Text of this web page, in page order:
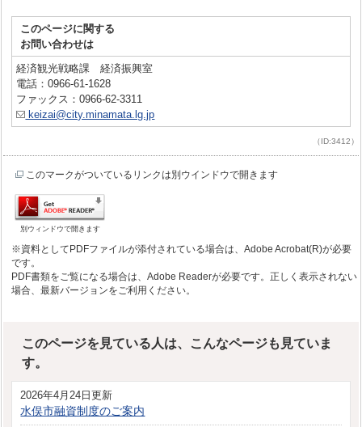
このページに関する
お問い合わせは
経済観光戦略課 経済振興室
電話：0966-61-1628
ファックス：0966-62-3311
keizai@city.minamata.lg.jp
（ID:3412）
このマークがついているリンクは別ウインドウで開きます
別ウィンドウで開きます
※資料としてPDFファイルが添付されている場合は、Adobe Acrobat(R)が必要
です。
PDF書類をご覧になる場合は、Adobe Readerが必要です。正しく表示されない
場合、最新バージョンをご利用ください。
このページを見ている人は、こんなページも見ていま
す。
2026年4月24日更新
水俣市融資制度のご案内